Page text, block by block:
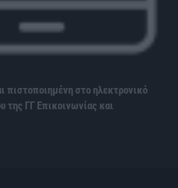
πιστοποιημένη στο ηλεκτρονικό
ΓΓ Επικοινωνίας και